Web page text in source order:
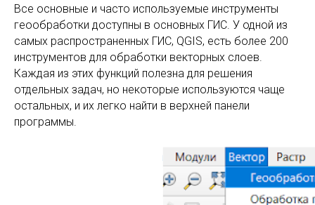
Все основные и часто используемые инструменты
геообработки доступны в основных ГИС. У одной из
самых распространенных ГИС, QGIS, есть более 200
инструментов для обработки векторных слоев.
Каждая из этих функций полезна для решения
отдельных задач, но некоторые используются чаще
остальных, и их легко найти в верхней панели
программы.